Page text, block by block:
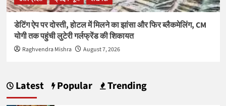
डेटिंग ऐप पर दोस्ती, होटल में मिलने का झांसा और फिर ब्लैकमेलिंग, CM
योगी तक पहुंची लुटेरी गर्लफ्रेंड की शिकायत
Raghvendra Mishra August 7, 2026
Latest Popular Trending